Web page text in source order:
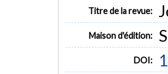
Titre de la revue:
Maison d'édition:
DOI: